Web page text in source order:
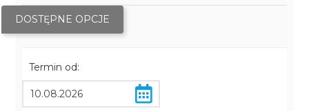
DOSTĘPNE OPCJE
Termin od: